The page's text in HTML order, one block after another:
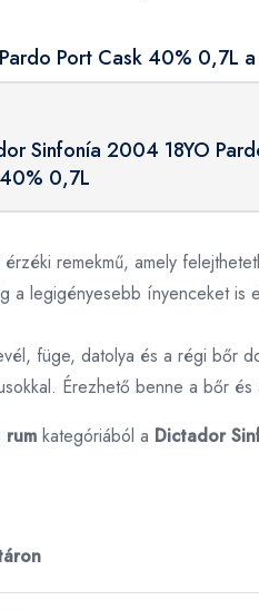
Port Cask 40% 0,7L
Sinfonía 2004 18YO
0,7L
remekmű, amely
a legigényesebb ínyenceket is
füge, datolya és a régi bőr
Érezhető benne a bőr
rum kategóriából a Dictador